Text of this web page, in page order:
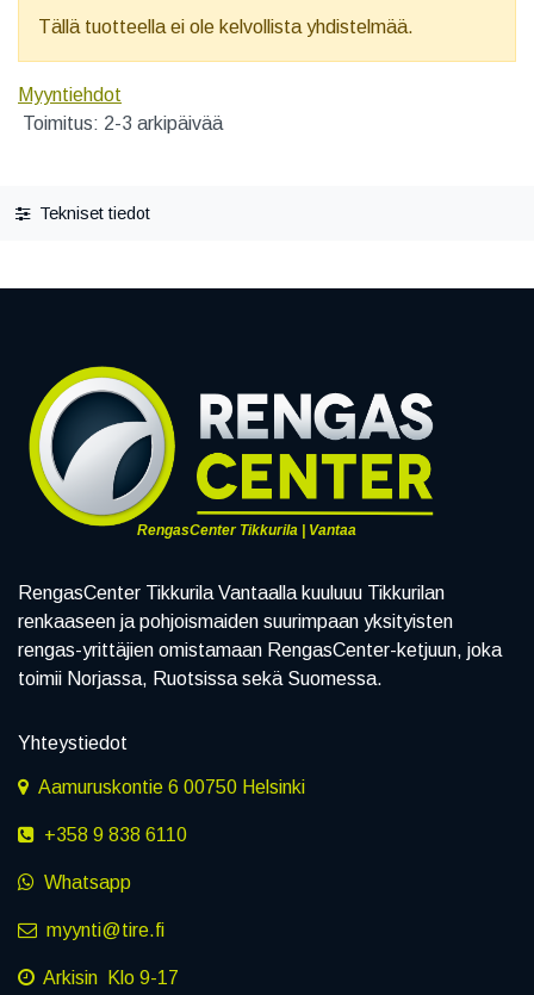
Tällä tuotteella ei ole kelvollista yhdistelmää.
Myyntiehdot
Toimitus: 2-3 arkipäivää
Tekniset tiedot
RengasCenter Tikkurila | Vantaa
RengasCenter Tikkurila Vantaalla kuuluuu Tikkurilan
renkaaseen ja pohjoismaiden suurimpaan yksityisten
rengas-yrittäjien omistamaan RengasCenter-ketjuun, joka
toimii Norjassa, Ruotsissa sekä Suomessa.
Yhteystiedot
Aamuruskontie 6 00750 Helsinki
+358 9 838 6110
Whatsapp
myynti@tire.fi
Arkisin Klo 9-17